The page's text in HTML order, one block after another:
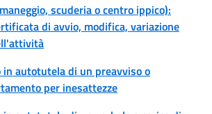
scuderia o centro ippico):
di avvio, modifica, variazione
autotutela di un preavviso o
per inesattezze